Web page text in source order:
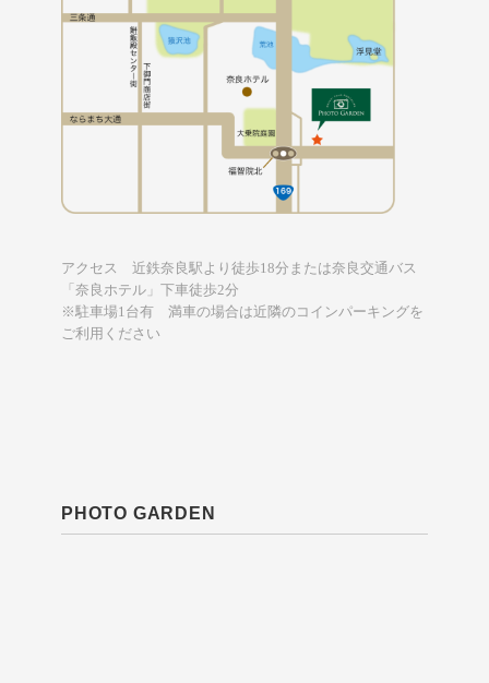
アクセス 近鉄奈良駅より徒歩18分または奈良交通バス
「奈良ホテル」下車徒歩2分
※駐車場1台有 満車の場合は近隣のコインパーキングを
ご利用ください
PHOTO GARDEN